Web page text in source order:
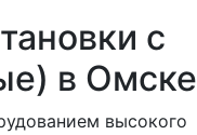
с
в Омске
высокого